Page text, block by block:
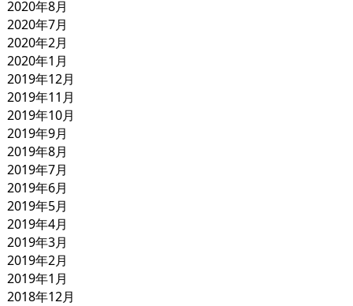
2020年8月
2020年7月
2020年2月
2020年1月
2019年12月
2019年11月
2019年10月
2019年9月
2019年8月
2019年7月
2019年6月
2019年5月
2019年4月
2019年3月
2019年2月
2019年1月
2018年12月